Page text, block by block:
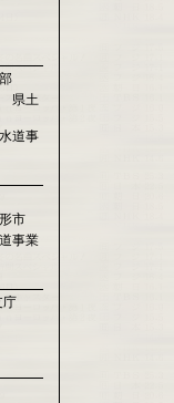
県土
道事
市
事業
庁